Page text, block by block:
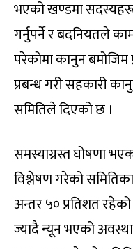
भएको खण्डमा
गर्नुपर्ने र बदनियतले
परेकोमा कानुन बमोजिम
प्रबन्ध गरी सहकारी
समितिले दिएको छ ।
समस्याग्रस्त घोषणा
विश्लेषण गरेको
अन्तर ५० प्रतिशत रहेको
ज्यादै न्यून भएको